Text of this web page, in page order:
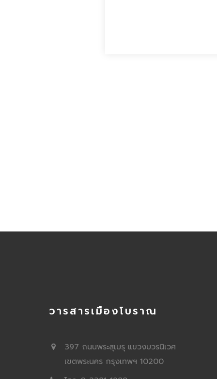
วารสารเมืองโบราณ
397 ถนนพระสุเมรุ แขวงบวรนิเวศ
เขตพระนคร กรุงเทพฯ 10200